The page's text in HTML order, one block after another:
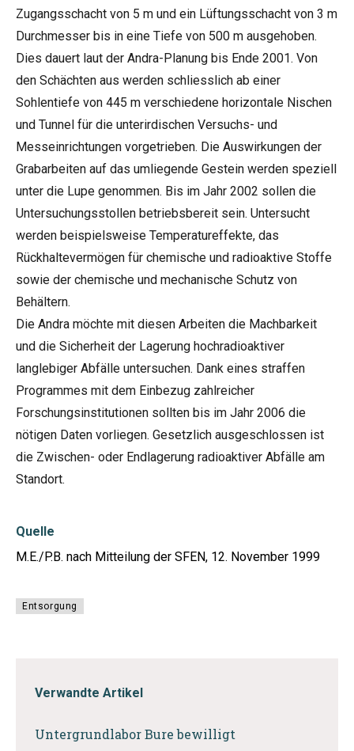
Zugangsschacht von 5 m und ein Lüftungsschacht von 3 m
Durchmesser bis in eine Tiefe von 500 m ausgehoben.
Dies dauert laut der Andra-Planung bis Ende 2001. Von
den Schächten aus werden schliesslich ab einer
Sohlentiefe von 445 m verschiedene horizontale Nischen
und Tunnel für die unterirdischen Versuchs- und
Messeinrichtungen vorgetrieben. Die Auswirkungen der
Grabarbeiten auf das umliegende Gestein werden speziell
unter die Lupe genommen. Bis im Jahr 2002 sollen die
Untersuchungsstollen betriebsbereit sein. Untersucht
werden beispielsweise Temperatureffekte, das
Rückhaltevermögen für chemische und radioaktive Stoffe
sowie der chemische und mechanische Schutz von
Behältern.
Die Andra möchte mit diesen Arbeiten die Machbarkeit
und die Sicherheit der Lagerung hochradioaktiver
langlebiger Abfälle untersuchen. Dank eines straffen
Programmes mit dem Einbezug zahlreicher
Forschungsinstitutionen sollten bis im Jahr 2006 die
nötigen Daten vorliegen. Gesetzlich ausgeschlossen ist
die Zwischen- oder Endlagerung radioaktiver Abfälle am
Standort.
Quelle
M.E./P.B. nach Mitteilung der SFEN, 12. November 1999
Entsorgung
Verwandte Artikel
Untergrundlabor Bure bewilligt